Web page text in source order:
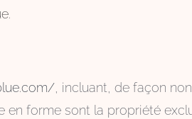
.
, incluant, de façon
forme sont la propriété